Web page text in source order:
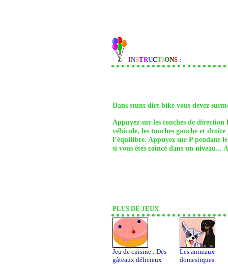
INSTRUCTIONS :
Dans stunt dirt bike vous devez
Appuyez sur les touches de
véhicule, les touches gauche et
l’équilibre. Appuyez sur P pendant
si vous êtes coincé dans un niveau...
PLUS DE JEUX
Jeu de cuisine : Des
gâteaux délicieux
Les animaux
domestiques